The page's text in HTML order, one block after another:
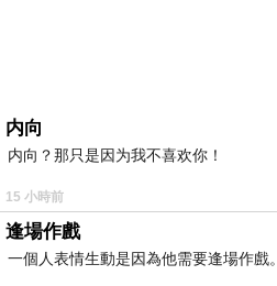
内向
内向？那只是因为我不喜欢你！
15 小時前
逢場作戲
一個人表情生動是因為他需要逢場作戲。